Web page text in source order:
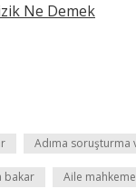
Ne Demek
Adıma soruşturma
bakar Aile